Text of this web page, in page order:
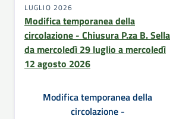
LUGLIO 2026
Modifica temporanea della
circolazione - Chiusura P.za B. Sella
da mercoledì 29 luglio a mercoledì
12 agosto 2026
Modifica temporanea della
circolazione -